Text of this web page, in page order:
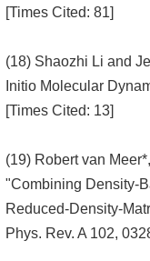
[Times Cited: 81]
(18) Shaozhi Li and
Initio Molecular
[Times Cited: 13]
(19) Robert van
"Combining Density-
Reduced-Density-
Phys. Rev. A 102,